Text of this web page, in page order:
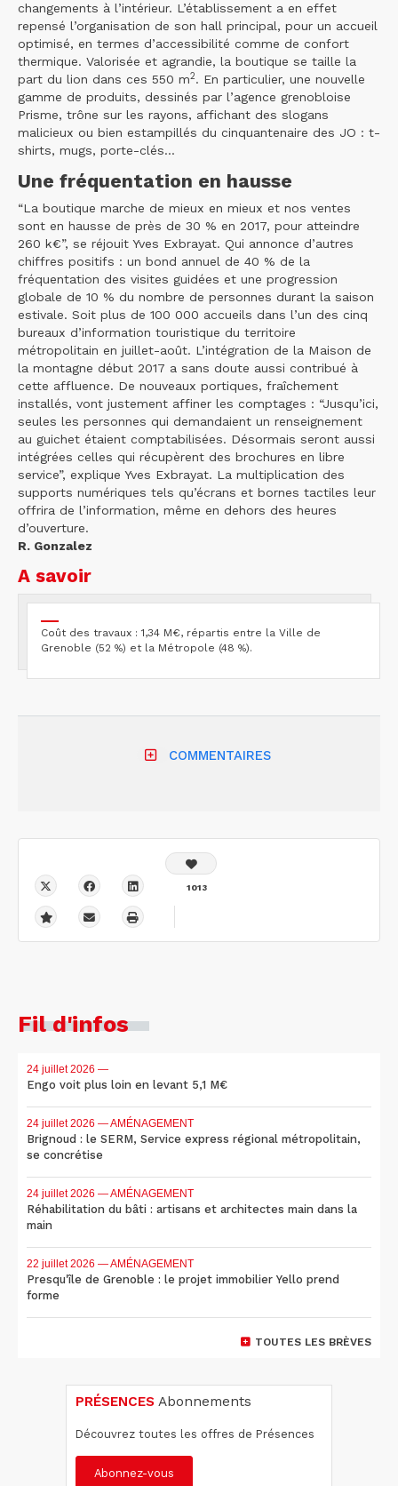
changements à l’intérieur. L’établissement a en effet
repensé l’organisation de son hall principal, pour un accueil
optimisé, en termes d’accessibilité comme de confort
thermique. Valorisée et agrandie, la boutique se taille la
part du lion dans ces 550 m2. En particulier, une nouvelle
gamme de produits, dessinés par l’agence grenobloise
Prisme, trône sur les rayons, affichant des slogans
malicieux ou bien estampillés du cinquantenaire des JO : t-
shirts, mugs, porte-clés...
Une fréquentation en hausse
“La boutique marche de mieux en mieux et nos ventes
sont en hausse de près de 30 % en 2017, pour atteindre
260 k€”, se réjouit Yves Exbrayat. Qui annonce d’autres
chiffres positifs : un bond annuel de 40 % de la
fréquentation des visites guidées et une progression
globale de 10 % du nombre de personnes durant la saison
estivale. Soit plus de 100 000 accueils dans l’un des cinq
bureaux d’information touristique du territoire
métropolitain en juillet-août. L’intégration de la Maison de
la montagne début 2017 a sans doute aussi contribué à
cette affluence. De nouveaux portiques, fraîchement
installés, vont justement affiner les comptages : “Jusqu’ici,
seules les personnes qui demandaient un renseignement
au guichet étaient comptabilisées. Désormais seront aussi
intégrées celles qui récupèrent des brochures en libre
service”, explique Yves Exbrayat. La multiplication des
supports numériques tels qu’écrans et bornes tactiles leur
offrira de l’information, même en dehors des heures
d’ouverture.
R. Gonzalez
A savoir
Coût des travaux : 1,34 M€, répartis entre la Ville de
Grenoble (52 %) et la Métropole (48 %).
COMMENTAIRES
1013
Fil d'infos
24 juillet 2026 —
Engo voit plus loin en levant 5,1 M€
24 juillet 2026 — AMÉNAGEMENT
Brignoud : le SERM, Service express régional métropolitain,
se concrétise
24 juillet 2026 — AMÉNAGEMENT
Réhabilitation du bâti : artisans et architectes main dans la
main
22 juillet 2026 — AMÉNAGEMENT
Presqu'île de Grenoble : le projet immobilier Yello prend
forme
TOUTES LES BRÈVES
PRÉSENCES Abonnements
Découvrez toutes les offres de Présences
Abonnez-vous